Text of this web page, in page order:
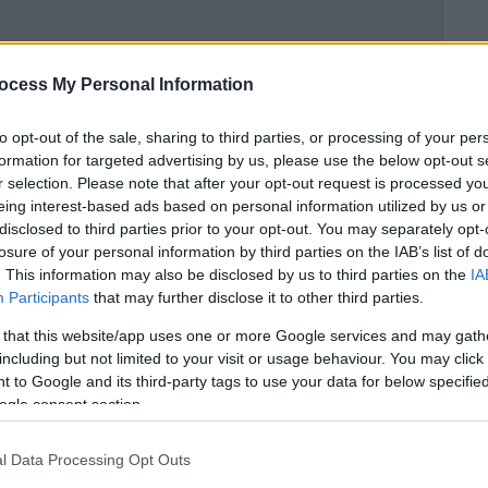
My Personal Information
opt-out of the sale, sharing to third parties, or processing of your
for targeted advertising by us, please use the below opt-out
selection. Please note that after your opt-out request is processed
interest-based ads based on personal information utilized by us
to third parties prior to your opt-out. You may separately
of your personal information by third parties on the IAB’s list of
This information may also be disclosed by us to third parties on the
Participants that may further disclose it to other third parties.
that this website/app uses one or more Google services and may
but not limited to your visit or usage behaviour. You may
to Google and its third-party tags to use your data for below
consent section.
Data Processing Opt Outs
στον ΣΥΡΙΖΑ»: Αύριο
Νέα Αριστερά
σε offshore εταιρίες
στην Επιτροπή Δεοντολογίας;»,